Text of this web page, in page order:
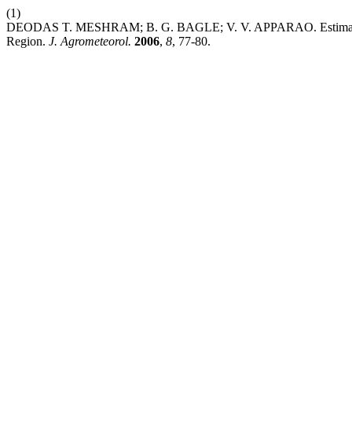
(1)
DEODAS T. MESHRAM; B. G. BAGLE; V. V. APPARAO.
Region. J. Agrometeorol. 2006, 8, 77-80.